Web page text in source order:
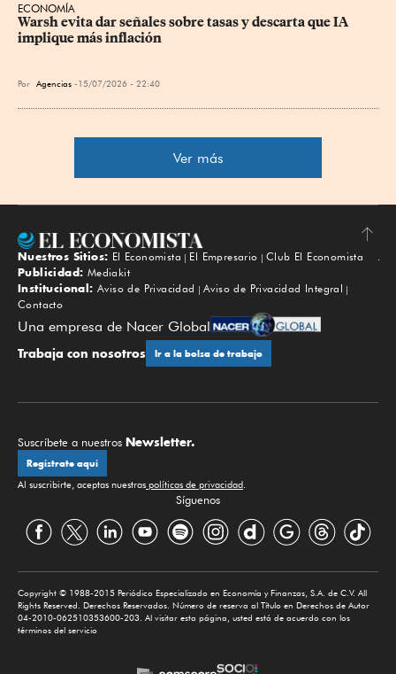
ECONOMÍA
Warsh evita dar señales sobre tasas y descarta que IA
implique más inflación
Por Agencias 15/07/2026 - 22:40
Ver más
Subir
Nuestros Sitios: El Economista El Empresario
Club El Economista
Publicidad: Mediakit
Institucional: Aviso de Privacidad
Aviso de Privacidad Integral
Contacto
Una empresa de Nacer Global
Trabaja con nosotros Ir a la bolsa de trabajo
Suscríbete a nuestros Newsletter.
Regístrate aquí
Al suscribirte, aceptas nuestras políticas de privacidad.
Síguenos
Copyright © 1988-2015 Periódico Especializado en Economía y Finanzas, S.A. de C.V. All
Rights Reserved. Derechos Reservados. Número de reserva al Título en Derechos de Autor
04-2010-062510353600-203. Al visitar esta página, usted está de acuerdo con los
términos del servicio